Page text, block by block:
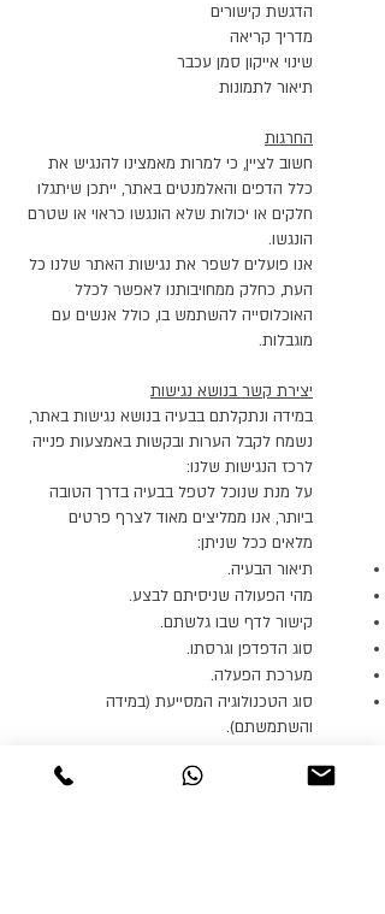
הדגשת קישורים
מדריך קריאה
שינוי אייקון סמן עכבר
תיאור לתמונות
החרגות
חשוב לציין, כי למרות מאמצינו להנגיש את
כלל הדפים והאלמנטים באתר, ייתכן שיתגלו
חלקים או יכולות שלא הונגשו כראוי או שטרם
הונגשו.
אנו פועלים לשפר את נגישות האתר שלנו כל
העת, כחלק ממחויבותנו לאפשר לכלל
האוכלוסייה להשתמש בו, כולל אנשים עם
מוגבלות.
יצירת קשר בנושא נגישות
במידה ונתקלתם בבעיה בנושא נגישות באתר,
נשמח לקבל הערות ובקשות באמצעות פנייה
לרכז הנגישות שלנו:
על מנת שנוכל לטפל בבעיה בדרך הטובה
ביותר, אנו ממליצים מאוד לצרף פרטים
מלאים ככל שניתן:
תיאור הבעיה.
מהי הפעולה שניסיתם לבצע.
קישור לדף שבו גלשתם.
סוג הדפדפן וגרסתו.
מערכת הפעלה.
סוג הטכנולוגיה המסייעת (במידה
והשתמשתם).
גנור טיולי אופניים תעשה ככל יכולה על מנת